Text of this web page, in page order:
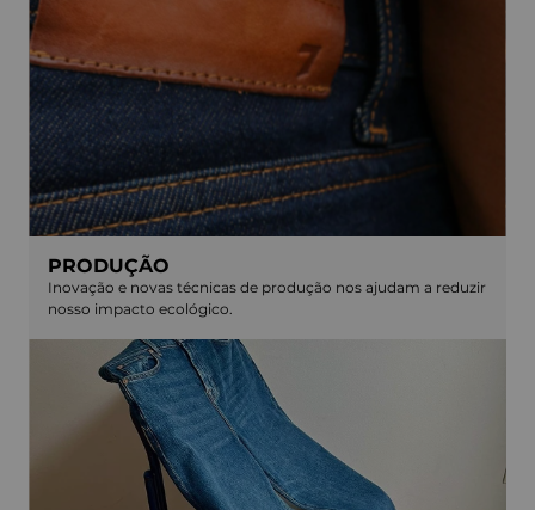
PRODUÇÃO
Inovação e novas técnicas de produção nos ajudam a reduzir
nosso impacto ecológico.